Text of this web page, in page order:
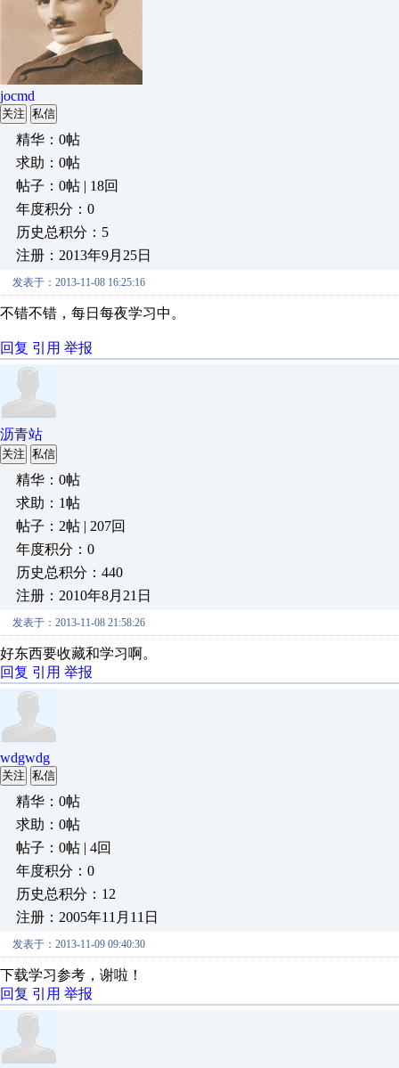
jocmd
关注 私信
精华：0帖
求助：0帖
帖子：0帖 | 18回
年度积分：0
历史总积分：5
注册：2013年9月25日
发表于：2013-11-08 16:25:16
不错不错，每日每夜学习中。
回复 引用 举报
沥青站
关注 私信
精华：0帖
求助：1帖
帖子：2帖 | 207回
年度积分：0
历史总积分：440
注册：2010年8月21日
发表于：2013-11-08 21:58:26
好东西要收藏和学习啊。
回复 引用 举报
wdgwdg
关注 私信
精华：0帖
求助：0帖
帖子：0帖 | 4回
年度积分：0
历史总积分：12
注册：2005年11月11日
发表于：2013-11-09 09:40:30
下载学习参考，谢啦！
回复 引用 举报